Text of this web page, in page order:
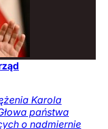
Karola
państwa
o nadmiernie